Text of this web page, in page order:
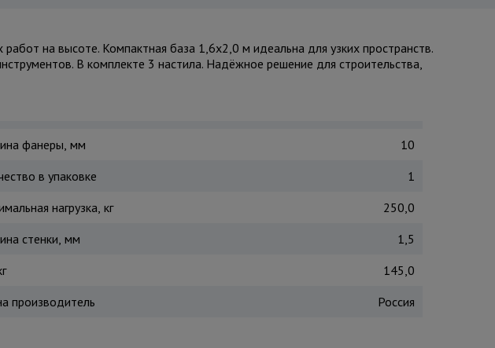
на высоте. Компактная база 1,6x2,0 м идеальна для узких пространств.
В комплекте 3 настила. Надёжное решение для строительства,
фанеры, мм
10
в упаковке
1
нагрузка, кг
250,0
стенки, мм
1,5
145,0
производитель
Россия